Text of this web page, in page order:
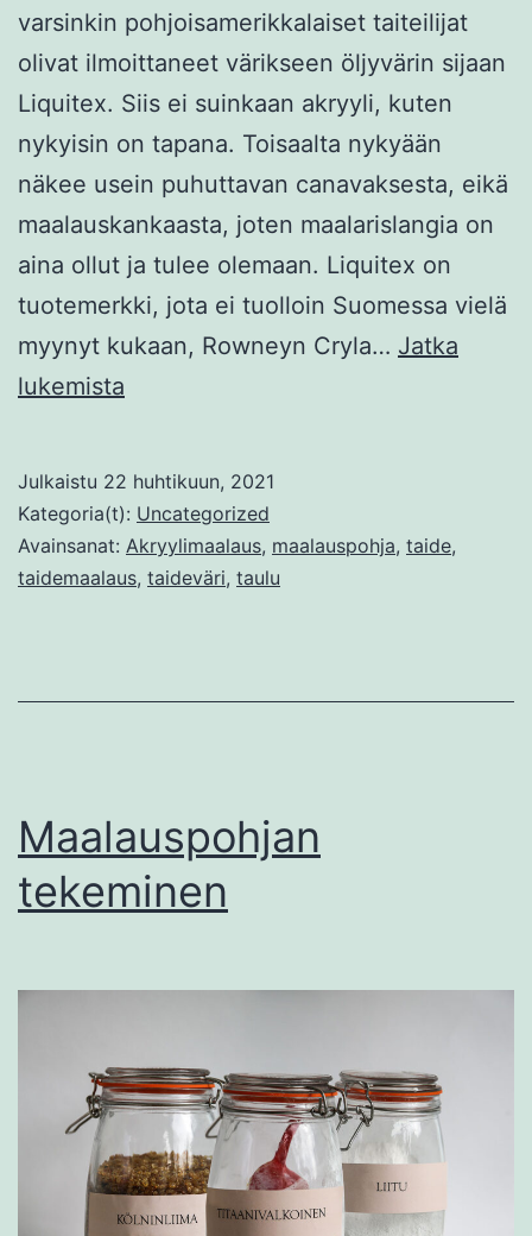
varsinkin pohjoisamerikkalaiset taiteilijat
olivat ilmoittaneet värikseen öljyvärin sijaan
Liquitex. Siis ei suinkaan akryyli, kuten
nykyisin on tapana. Toisaalta nykyään
näkee usein puhuttavan canavaksesta, eikä
maalauskankaasta, joten maalarislangia on
aina ollut ja tulee olemaan. Liquitex on
tuotemerkki, jota ei tuolloin Suomessa vielä
myynyt kukaan, Rowneyn Cryla… Jatka
lukemista
Julkaistu 22 huhtikuun, 2021
Kategoria(t): Uncategorized
Avainsanat: Akryylimaalaus, maalauspohja, taide,
taidemaalaus, taideväri, taulu
Maalauspohjan
tekeminen